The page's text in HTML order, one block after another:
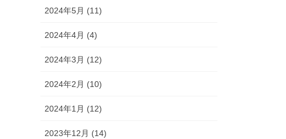
2024年5月 (11)
2024年4月 (4)
2024年3月 (12)
2024年2月 (10)
2024年1月 (12)
2023年12月 (14)